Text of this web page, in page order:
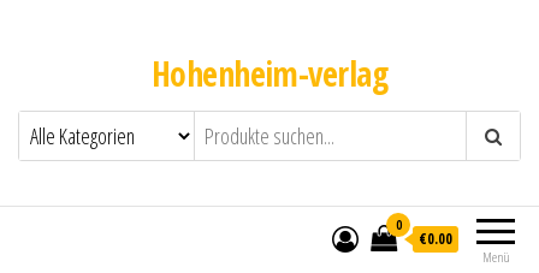
Hohenheim-verlag
Menü
0
€0.00